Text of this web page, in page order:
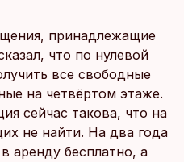
принадлежащие
что по нулевой
все свободные
на четвёртом этаже.
сейчас такова, что на
не найти. На два года
аренду бесплатно, а